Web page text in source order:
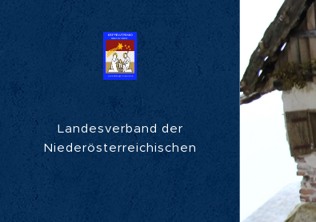
Landesverband der
Niederösterreichischen
Krippenfreunde